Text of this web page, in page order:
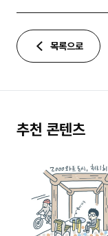
목록으로
추천 콘텐츠